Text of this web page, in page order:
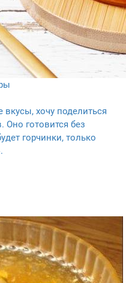
хочу поделиться
Оно готовится без
горчинки, только